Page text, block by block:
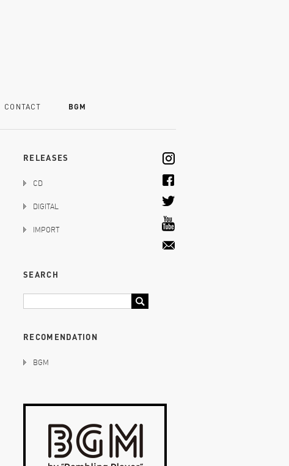
CONTACT BGM
RELEASES
CD
DIGITAL
IMPORT
SEARCH
RECOMENDATION
BGM